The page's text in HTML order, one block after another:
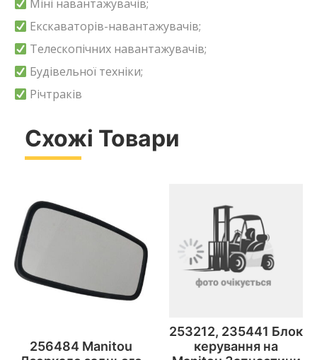
Міні навантажувачів;
Екскаваторів-навантажувачів;
Телескопічних навантажувачів;
Будівельної техніки;
Річтраків
Схожі Товари
256484 Manitou
253212, 235441 Блок
керування на